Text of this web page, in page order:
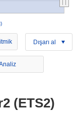
Dışarı al
(ETS2)